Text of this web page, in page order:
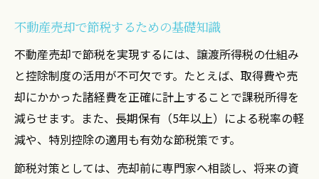
不動産売却で節税するための基礎知識
不動産売却で節税を実現するには、譲渡所得税の仕組み
と控除制度の活用が不可欠です。たとえば、取得費や売
却にかかった諸経費を正確に計上することで課税所得を
減らせます。また、長期保有（5年以上）による税率の軽
減や、特別控除の適用も有効な節税策です。
節税対策としては、売却前に専門家へ相談し、将来の資